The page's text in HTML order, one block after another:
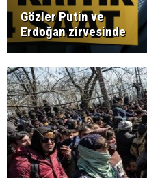
Gözler Putin ve
Erdoğan zirvesinde